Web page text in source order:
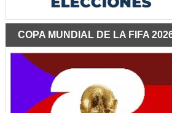
COPA MUNDIAL DE LA FIFA